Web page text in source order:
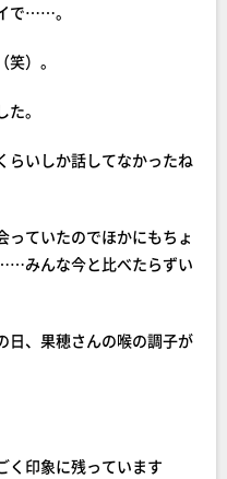
で……。
）。
。
らいしか話してなかったね
っていたのでほかにもちょ
みんな今と比べたらずい
日、果穂さんの喉の調子が
く印象に残っています